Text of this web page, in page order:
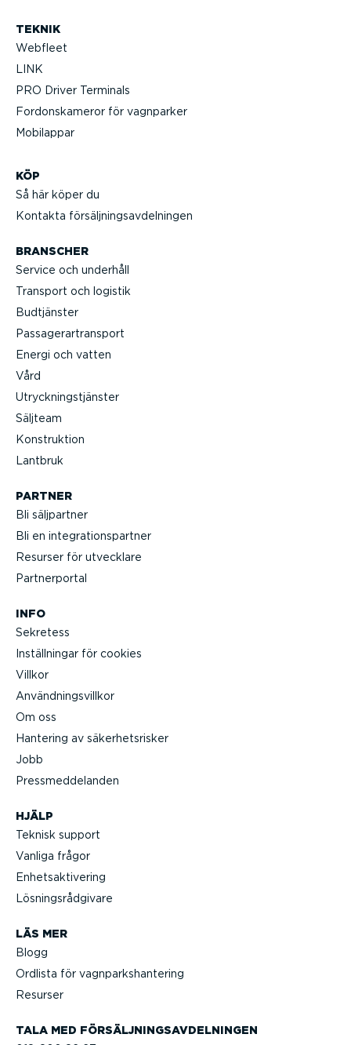
TEKNIK
Webfleet
LINK
PRO Driver Terminals
Fordonska­meror för vagnparker
Mobilappar
KÖP
Så här köper du
Kontakta försälj­nings­av­del­ningen
BRANSCHER
Service och underhåll
Transport och logistik
Budtjänster
Passa­gerar­transport
Energi och vatten
Vård
Utryck­nings­tjänster
Säljteam
Konstruktion
Lantbruk
TALA MED FÖRSÄLJ­NINGS­AV­DEL­NINGEN
HJÄLP
Teknisk support
Vanliga frågor
Enhets­ak­ti­vering
Lösnings­råd­givare
LÄS MER
Blogg
Ordlista för vagnparks­han­tering
Resurser
PARTNER
Bli säljpartner
Bli en integ­ra­tions­partner
Resurser för utvecklare
Partner­portal
INFO
Sekretess
Inställ­ningar för cookies
Villkor
Använd­nings­villkor
Om oss
Hantering av säker­hets­risker
Jobb
Press­med­de­landen